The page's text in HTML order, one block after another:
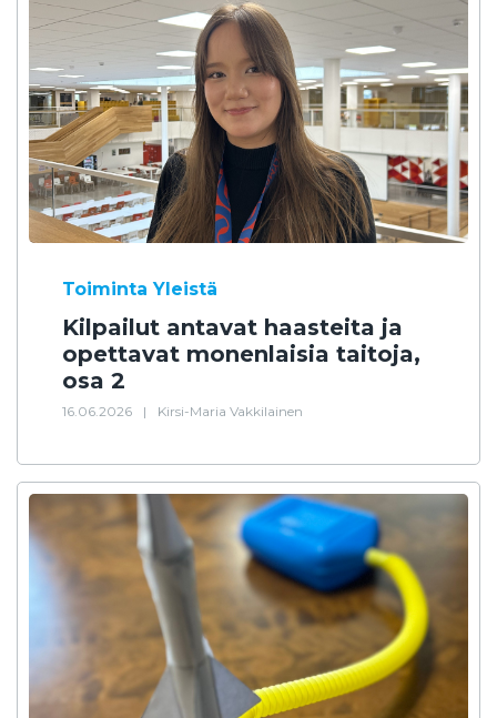
Toiminta Yleistä
Kilpailut antavat haasteita ja
opettavat monenlaisia taitoja,
osa 2
16.06.2026 | Kirsi-Maria Vakkilainen